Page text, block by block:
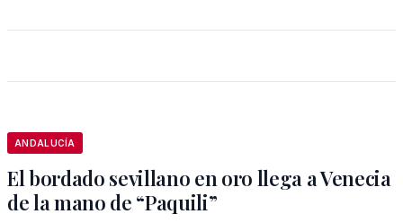
ANDALUCÍA
El bordado sevillano en oro llega a Venecia
de la mano de “Paquili”